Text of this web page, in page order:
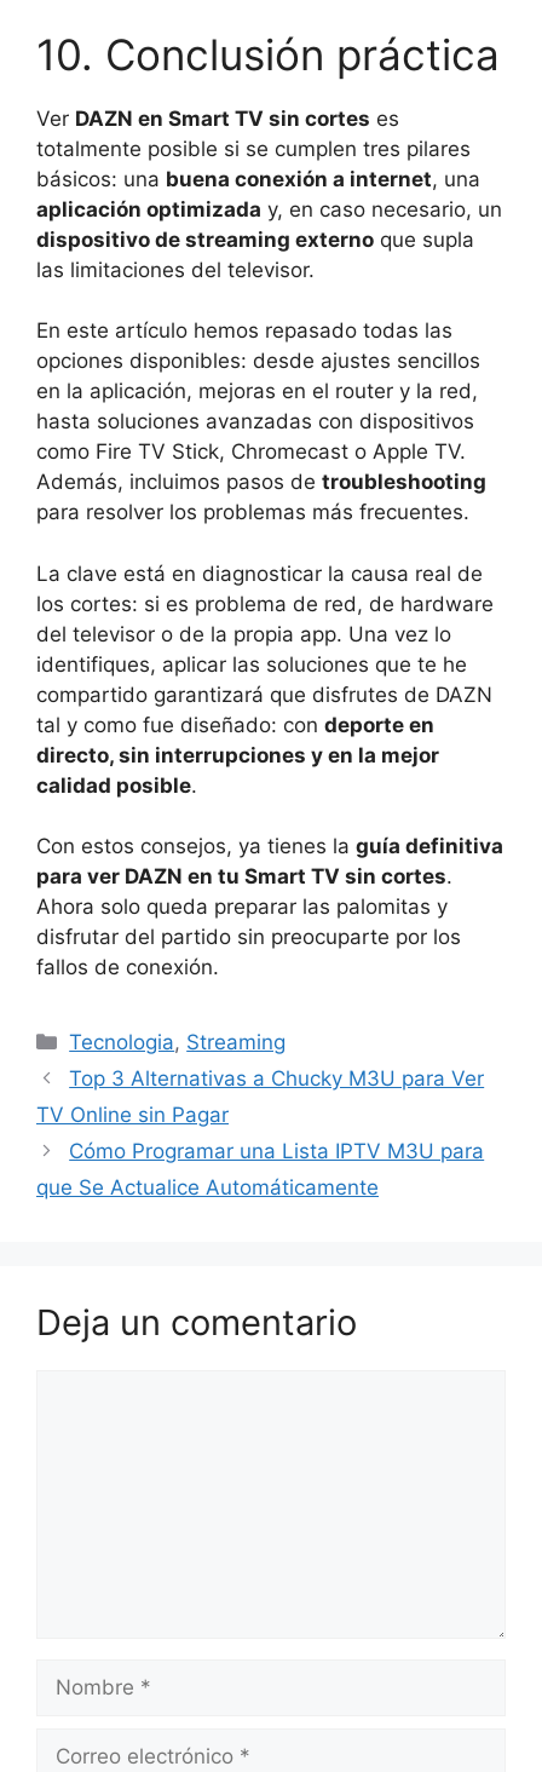
10. Conclusión práctica
Ver DAZN en Smart TV sin cortes es
totalmente posible si se cumplen tres pilares
básicos: una buena conexión a internet, una
aplicación optimizada y, en caso necesario, un
dispositivo de streaming externo que supla
las limitaciones del televisor.
En este artículo hemos repasado todas las
opciones disponibles: desde ajustes sencillos
en la aplicación, mejoras en el router y la red,
hasta soluciones avanzadas con dispositivos
como Fire TV Stick, Chromecast o Apple TV.
Además, incluimos pasos de troubleshooting
para resolver los problemas más frecuentes.
La clave está en diagnosticar la causa real de
los cortes: si es problema de red, de hardware
del televisor o de la propia app. Una vez lo
identifiques, aplicar las soluciones que te he
compartido garantizará que disfrutes de DAZN
tal y como fue diseñado: con deporte en
directo, sin interrupciones y en la mejor
calidad posible.
Con estos consejos, ya tienes la guía definitiva
para ver DAZN en tu Smart TV sin cortes.
Ahora solo queda preparar las palomitas y
disfrutar del partido sin preocuparte por los
fallos de conexión.
Categorías
Tecnologia, Streaming
Top 3 Alternativas a Chucky M3U para Ver
TV Online sin Pagar
Cómo Programar una Lista IPTV M3U para
que Se Actualice Automáticamente
Deja un comentario
Nombre
Correo